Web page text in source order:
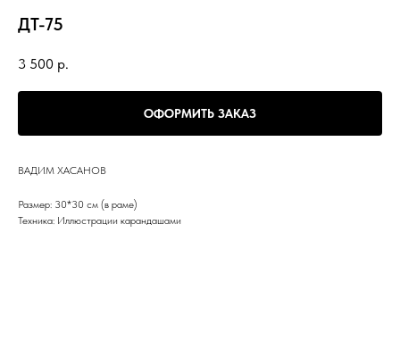
ДТ-75
3 500 р.
ОФОРМИТЬ ЗАКАЗ
ВАДИМ ХАСАНОВ
Размер: 30*30 см (в раме)
Техника: Иллюстрации карандашами